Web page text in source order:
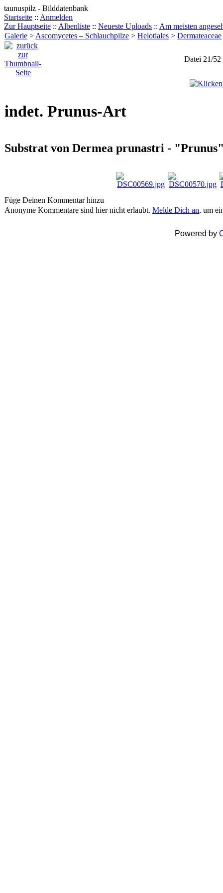
taunuspilz - Bilddatenbank
Startseite :: Anmelden
Zur Hauptseite :: Albenliste :: Neueste Uploads :: Am meisten
Galerie > Ascomycetes – Schlauchpilze > Helotiales > Dermateaceae
Datei 21/52
indet. Prunus-Art
Substrat von Dermea prunastri -
Füge Deinen Kommentar hinzu
Anonyme Kommentare sind hier nicht erlaubt. Melde Dich an, um
Powered by